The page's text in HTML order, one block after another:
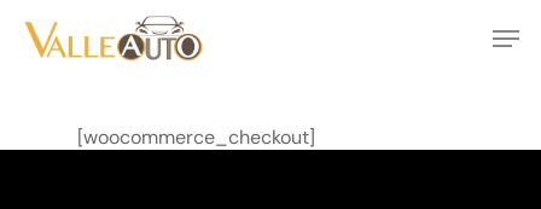
main
[woocommerce_checkout]